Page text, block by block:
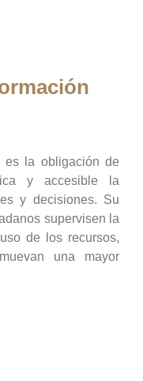
es la obligación de
y accesible la
y decisiones. Su
supervisen la
de los recursos,
una mayor